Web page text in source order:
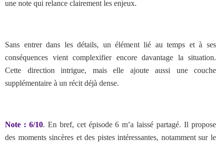
une note qui relance clairement les enjeux.
Sans entrer dans les détails, un élément lié au temps et à ses
conséquences vient complexifier encore davantage la situation.
Cette direction intrigue, mais elle ajoute aussi une couche
supplémentaire à un récit déjà dense.
Note : 6/10. En bref, cet épisode 6 m’a laissé partagé. Il propose
des moments sincères et des pistes intéressantes, notamment sur le